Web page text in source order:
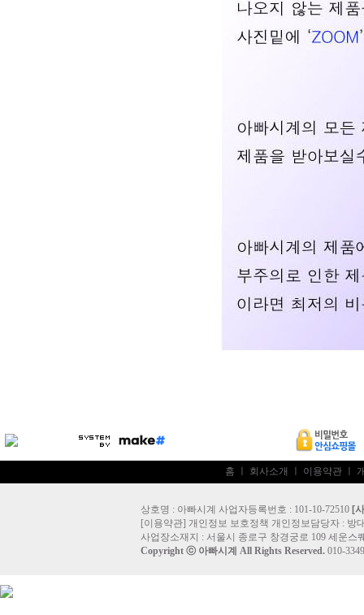
홈 회사소개 이용약관
상호명 : 아빠시계 사업자등록번호 : 101-10-72510 [
[이용약관] 개인정보 보호정책 개인정보담당자 : 방
사업장소재지 : 서울시 종로구 창경궁로 109 세운스
Copyright ⓒ 아빠시계 All Rights Reserved. 010-